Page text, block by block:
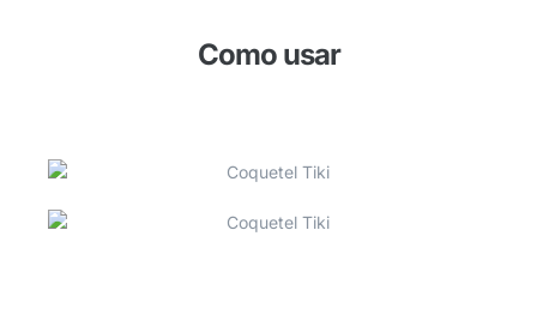
Como usar